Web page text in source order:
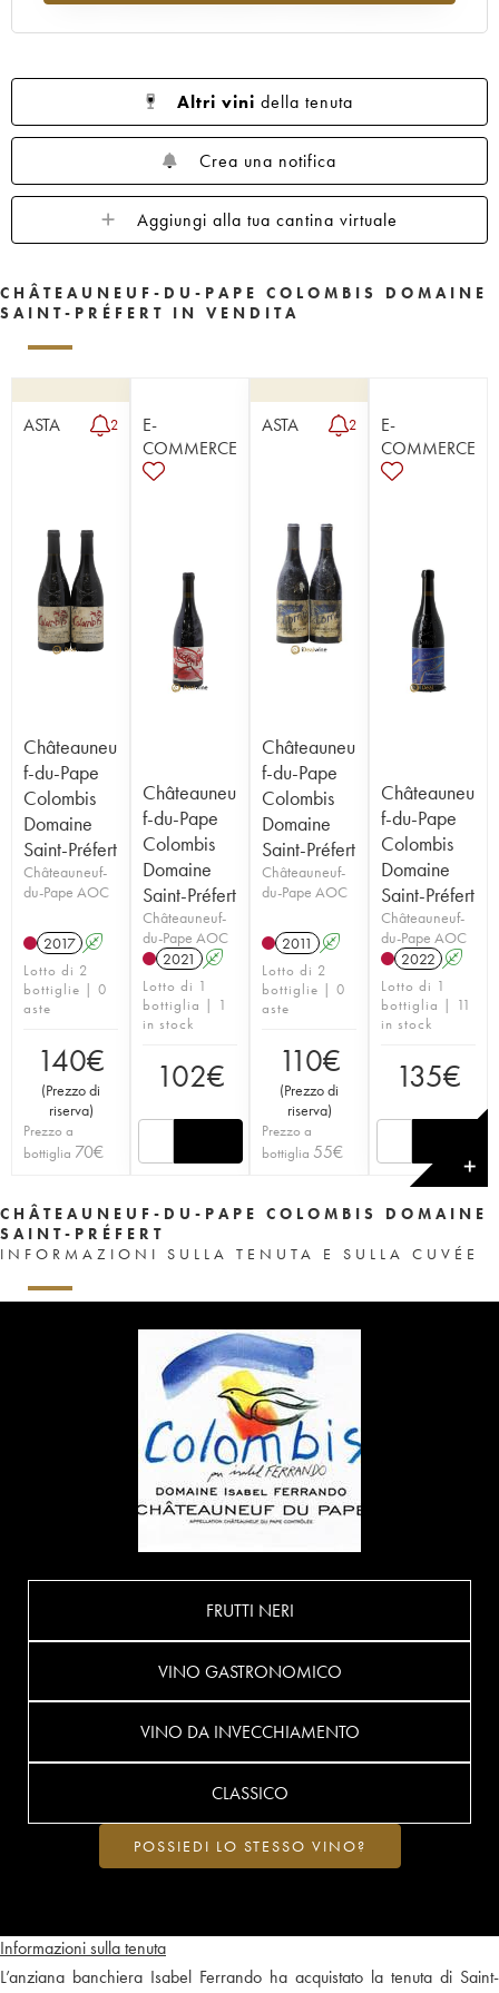
Altri vini della tenuta
Crea una notifica
Aggiungi alla tua cantina virtuale
CHÂTEAUNEUF-DU-PAPE COLOMBIS DOMAINE
SAINT-PRÉFERT IN VENDITA
ASTA 2
Châteauneu
f-du-Pape
Colombis
Domaine
Saint-Préfert
Châteauneuf-
du-Pape AOC
2017 A
Lotto di 2
bottiglie | 0
aste
140€
(Prezzo di
riserva)
Prezzo a
bottiglia 70€
E-
COMMERCE
Châteauneu
f-du-Pape
Colombis
Domaine
Saint-Préfert
Châteauneuf-
du-Pape AOC
2021
A
Lotto di 1
bottiglia | 1
in stock
102€
ASTA 2
Châteauneu
f-du-Pape
Colombis
Domaine
Saint-Préfert
Châteauneuf-
du-Pape AOC
2011 A
Lotto di 2
bottiglie | 0
aste
110€
(Prezzo di
riserva)
Prezzo a
bottiglia 55€
E-
COMMERCE
Châteauneu
f-du-Pape
Colombis
Domaine
Saint-Préfert
Châteauneuf-
du-Pape AOC
2022 A
Lotto di 1
bottiglia | 11
in stock
135€
✕
CHÂTEAUNEUF-DU-PAPE COLOMBIS DOMAINE
SAINT-PRÉFERT
INFORMAZIONI SULLA TENUTA E SULLA CUVÉE
Informazioni sulla tenuta
L’anziana banchiera Isabel Ferrando ha acquistato la tenuta di Saint-
FRUTTI NERI
VINO GASTRONOMICO
VINO DA INVECCHIAMENTO
CLASSICO
POSSIEDI LO STESSO VINO?